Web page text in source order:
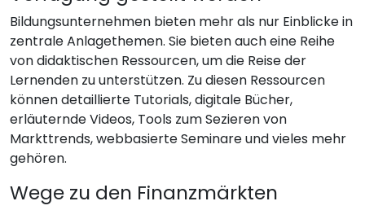
Bildungsunternehmen bieten mehr als nur Einblicke in
zentrale Anlagethemen. Sie bieten auch eine Reihe
von didaktischen Ressourcen, um die Reise der
Lernenden zu unterstützen. Zu diesen Ressourcen
können detaillierte Tutorials, digitale Bücher,
erläuternde Videos, Tools zum Sezieren von
Markttrends, webbasierte Seminare und vieles mehr
gehören.
Wege zu den Finanzmärkten